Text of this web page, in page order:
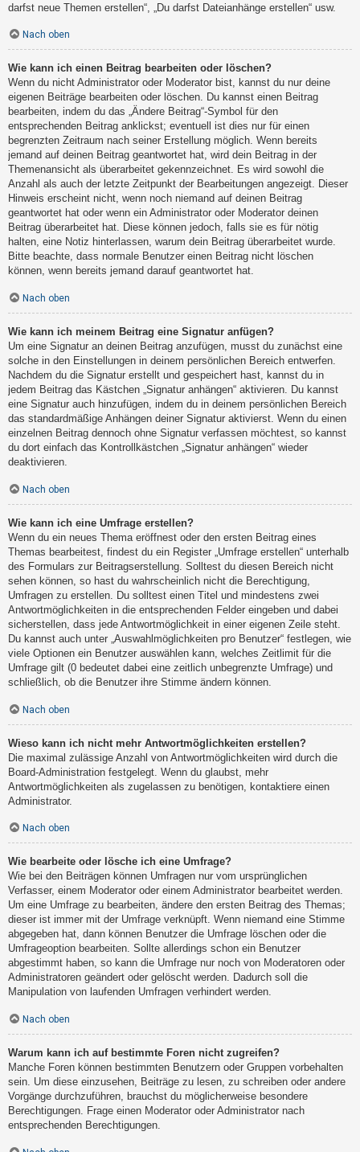
darfst neue Themen erstellen“, „Du darfst Dateianhänge erstellen“ usw.
Nach oben
Wie kann ich einen Beitrag bearbeiten oder löschen?
Wenn du nicht Administrator oder Moderator bist, kannst du nur deine
eigenen Beiträge bearbeiten oder löschen. Du kannst einen Beitrag
bearbeiten, indem du das „Ändere Beitrag“-Symbol für den
entsprechenden Beitrag anklickst; eventuell ist dies nur für einen
begrenzten Zeitraum nach seiner Erstellung möglich. Wenn bereits
jemand auf deinen Beitrag geantwortet hat, wird dein Beitrag in der
Themenansicht als überarbeitet gekennzeichnet. Es wird sowohl die
Anzahl als auch der letzte Zeitpunkt der Bearbeitungen angezeigt. Dieser
Hinweis erscheint nicht, wenn noch niemand auf deinen Beitrag
geantwortet hat oder wenn ein Administrator oder Moderator deinen
Beitrag überarbeitet hat. Diese können jedoch, falls sie es für nötig
halten, eine Notiz hinterlassen, warum dein Beitrag überarbeitet wurde.
Bitte beachte, dass normale Benutzer einen Beitrag nicht löschen
können, wenn bereits jemand darauf geantwortet hat.
Nach oben
Wie kann ich meinem Beitrag eine Signatur anfügen?
Um eine Signatur an deinen Beitrag anzufügen, musst du zunächst eine
solche in den Einstellungen in deinem persönlichen Bereich entwerfen.
Nachdem du die Signatur erstellt und gespeichert hast, kannst du in
jedem Beitrag das Kästchen „Signatur anhängen“ aktivieren. Du kannst
eine Signatur auch hinzufügen, indem du in deinem persönlichen Bereich
das standardmäßige Anhängen deiner Signatur aktivierst. Wenn du einen
einzelnen Beitrag dennoch ohne Signatur verfassen möchtest, so kannst
du dort einfach das Kontrollkästchen „Signatur anhängen“ wieder
deaktivieren.
Nach oben
Wie kann ich eine Umfrage erstellen?
Wenn du ein neues Thema eröffnest oder den ersten Beitrag eines
Themas bearbeitest, findest du ein Register „Umfrage erstellen“ unterhalb
des Formulars zur Beitragserstellung. Solltest du diesen Bereich nicht
sehen können, so hast du wahrscheinlich nicht die Berechtigung,
Umfragen zu erstellen. Du solltest einen Titel und mindestens zwei
Antwortmöglichkeiten in die entsprechenden Felder eingeben und dabei
sicherstellen, dass jede Antwortmöglichkeit in einer eigenen Zeile steht.
Du kannst auch unter „Auswahlmöglichkeiten pro Benutzer“ festlegen, wie
viele Optionen ein Benutzer auswählen kann, welches Zeitlimit für die
Umfrage gilt (0 bedeutet dabei eine zeitlich unbegrenzte Umfrage) und
schließlich, ob die Benutzer ihre Stimme ändern können.
Nach oben
Wieso kann ich nicht mehr Antwortmöglichkeiten erstellen?
Die maximal zulässige Anzahl von Antwortmöglichkeiten wird durch die
Board-Administration festgelegt. Wenn du glaubst, mehr
Antwortmöglichkeiten als zugelassen zu benötigen, kontaktiere einen
Administrator.
Nach oben
Wie bearbeite oder lösche ich eine Umfrage?
Wie bei den Beiträgen können Umfragen nur vom ursprünglichen
Verfasser, einem Moderator oder einem Administrator bearbeitet werden.
Um eine Umfrage zu bearbeiten, ändere den ersten Beitrag des Themas;
dieser ist immer mit der Umfrage verknüpft. Wenn niemand eine Stimme
abgegeben hat, dann können Benutzer die Umfrage löschen oder die
Umfrageoption bearbeiten. Sollte allerdings schon ein Benutzer
abgestimmt haben, so kann die Umfrage nur noch von Moderatoren oder
Administratoren geändert oder gelöscht werden. Dadurch soll die
Manipulation von laufenden Umfragen verhindert werden.
Nach oben
Warum kann ich auf bestimmte Foren nicht zugreifen?
Manche Foren können bestimmten Benutzern oder Gruppen vorbehalten
sein. Um diese einzusehen, Beiträge zu lesen, zu schreiben oder andere
Vorgänge durchzuführen, brauchst du möglicherweise besondere
Berechtigungen. Frage einen Moderator oder Administrator nach
entsprechenden Berechtigungen.